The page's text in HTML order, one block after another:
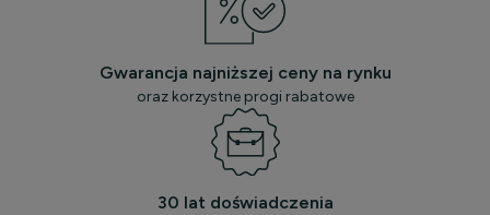
Gwarancja najniższej ceny na rynku
oraz korzystne progi rabatowe
30 lat doświadczenia